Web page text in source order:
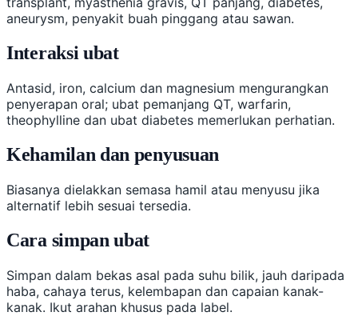
aneurysm, penyakit buah pinggang atau sawan.
Interaksi ubat
Antasid, iron, calcium dan magnesium mengurangkan
penyerapan oral; ubat pemanjang QT, warfarin,
theophylline dan ubat diabetes memerlukan perhatian.
Kehamilan dan penyusuan
Biasanya dielakkan semasa hamil atau menyusu jika
alternatif lebih sesuai tersedia.
Cara simpan ubat
Simpan dalam bekas asal pada suhu bilik, jauh daripada
haba, cahaya terus, kelembapan dan capaian kanak-
kanak. Ikut arahan khusus pada label.